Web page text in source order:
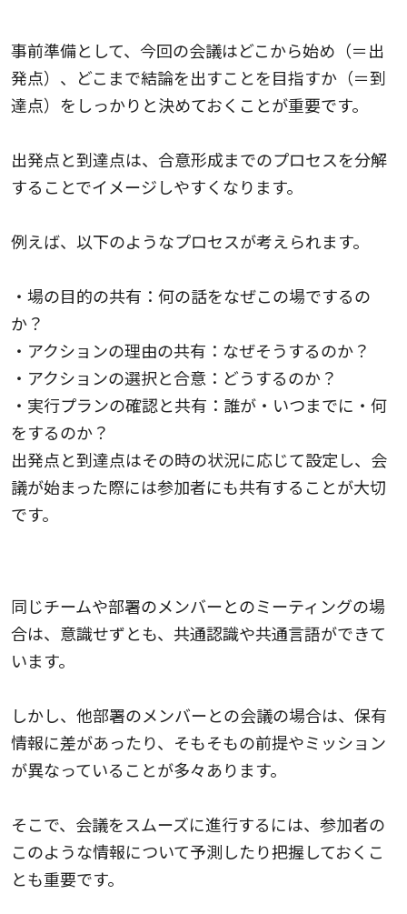
事前準備として、今回の会議はどこから始め（＝出
発点）、どこまで結論を出すことを目指すか（＝到
達点）をしっかりと決めておくことが重要です。
出発点と到達点は、合意形成までのプロセスを分解
することでイメージしやすくなります。
例えば、以下のようなプロセスが考えられます。
・場の目的の共有：何の話をなぜこの場でするの
か？
・アクションの理由の共有：なぜそうするのか？
・アクションの選択と合意：どうするのか？
・実行プランの確認と共有：誰が・いつまでに・何
をするのか？
出発点と到達点はその時の状況に応じて設定し、会
議が始まった際には参加者にも共有することが大切
です。
同じチームや部署のメンバーとのミーティングの場
合は、意識せずとも、共通認識や共通言語ができて
います。
しかし、他部署のメンバーとの会議の場合は、保有
情報に差があったり、そもそもの前提やミッション
が異なっていることが多々あります。
そこで、会議をスムーズに進行するには、参加者の
このような情報について予測したり把握しておくこ
とも重要です。